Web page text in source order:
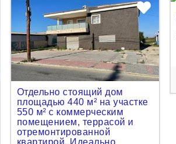
Отдельно стоящий дом
площадью 440 м² на участке
550 м² с коммерческим
помещением, террасой и
отремонтированной
квартирой. Идеально